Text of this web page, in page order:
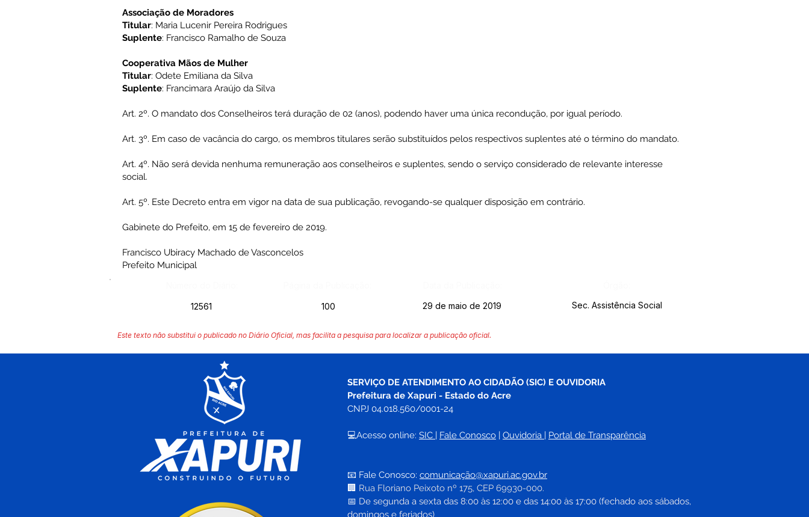
Associação de Moradores
Titular: Maria Lucenir Pereira Rodrigues
Suplente: Francisco Ramalho de Souza
Cooperativa Mãos de Mulher
Titular: Odete Emiliana da Silva
Suplente: Francimara Araújo da Silva
Art. 2º. O mandato dos Conselheiros terá duração de 02 (anos), podendo haver uma única recondução, por igual período.
Art. 3º. Em caso de vacância do cargo, os membros titulares serão substituídos pelos respectivos suplentes até o término do mandato.
Art. 4º. Não será devida nenhuma remuneração aos conselheiros e suplentes, sendo o serviço considerado de relevante interesse
social.
Art. 5º. Este Decreto entra em vigor na data de sua publicação, revogando-se qualquer disposição em contrário.
Gabinete do Prefeito, em 15 de fevereiro de 2019.
Francisco Ubiracy Machado de Vasconcelos
Prefeito Municipal
12561 100 29 de maio de 2019 Sec. Assistência Social
Este texto não substitui o publicado no Diário Oficial, mas facilita a pesquisa para localizar a publicação oficial.
SERVIÇO DE ATENDIMENTO AO CIDADÃO (SIC) E OUVIDORIA
Prefeitura de Xapuri - Estado do Acre
CNPJ 04.018.560/0001-24
💻Acesso online: SIC | Fale Conosco | Ouvidoria | Portal de Transparência
📧 Fale Conosco: comunicação@xapuri.ac.gov.br
🏢 Rua Floriano Peixoto nº 175, CEP 69930-000.
📅 De segunda a sexta das 8:00 às 12:00 e das 14:00 às 17:00 (fechado aos sábados,
domingos e feriados)